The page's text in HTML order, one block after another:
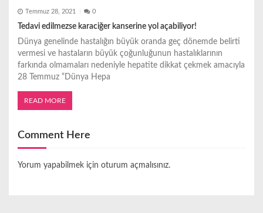
Temmuz 28, 2021 0
Tedavi edilmezse karaciğer kanserine yol açabiliyor!
Dünya genelinde hastalığın büyük oranda geç dönemde belirti
vermesi ve hastaların büyük çoğunluğunun hastalıklarının
farkında olmamaları nedeniyle hepatite dikkat çekmek amacıyla
28 Temmuz “Dünya Hepa
READ MORE
Comment Here
Yorum yapabilmek için oturum açmalısınız.